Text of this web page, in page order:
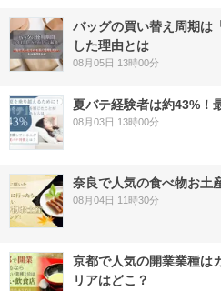
バッグの買い替え周期
した理由とは
08月05日 13時00分
夏バテ経験者は約43%！
08月03日 13時00分
奈良で人気の食べ物お土
08月04日 11時30分
京都で人気の開業業種は
リアはどこ？